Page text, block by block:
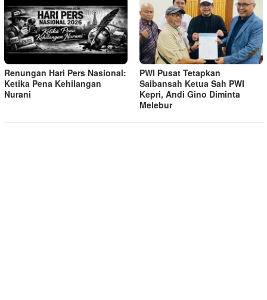
Renungan Hari Pers Nasional:
Ketika Pena Kehilangan
Nurani
PWI Pusat Tetapkan
Saibansah Ketua Sah PWI
Kepri, Andi Gino Diminta
Melebur